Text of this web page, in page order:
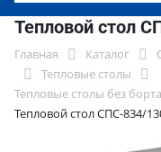
Тепловой стол
Главная Каталог
Тепловые столы
Тепловые столы без
Тепловой стол СПС-834/